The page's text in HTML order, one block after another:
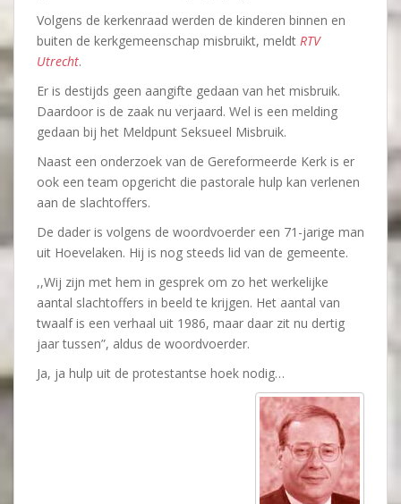
Volgens de kerkenraad werden de kinderen binnen en
buiten de kerkgemeenschap misbruikt, meldt RTV
Utrecht.
Er is destijds geen aangifte gedaan van het misbruik.
Daardoor is de zaak nu verjaard. Wel is een melding
gedaan bij het Meldpunt Seksueel Misbruik.
Naast een onderzoek van de Gereformeerde Kerk is er
ook een team opgericht die pastorale hulp kan verlenen
aan de slachtoffers.
De dader is volgens de woordvoerder een 71-jarige man
uit Hoevelaken. Hij is nog steeds lid van de gemeente.
,,Wij zijn met hem in gesprek om zo het werkelijke
aantal slachtoffers in beeld te krijgen. Het aantal van
twaalf is een verhaal uit 1986, maar daar zit nu dertig
jaar tussen”, aldus de woordvoerder.
Ja, ja hulp uit de protestantse hoek nodig…